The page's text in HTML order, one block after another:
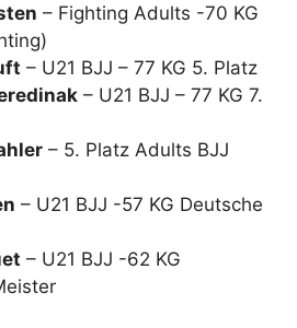
– Fighting Adults -70 KG
– U21 BJJ – 77 KG 5. Platz
– U21 BJJ – 77 KG 7.
– 5. Platz Adults BJJ
– U21 BJJ -57 KG Deutsche
– U21 BJJ -62 KG